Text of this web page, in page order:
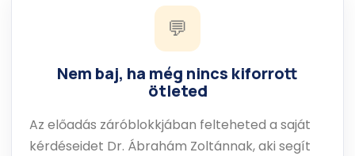
💬
Nem baj, ha még nincs kiforrott
ötleted
Az előadás záróblokkjában felteheted a saját
kérdéseidet Dr. Ábrahám Zoltánnak, aki segít